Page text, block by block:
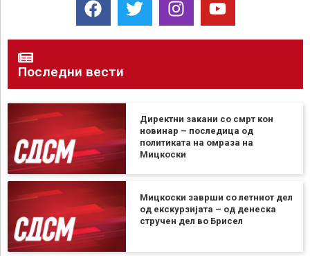
Последни вести
Директни закани со смрт кон
новинар – последица од
политиката на омраза на
Мицкоски
Мицкоски заврши со летниот дел
од екскурзијата – од денеска
стручен дел во Брисел